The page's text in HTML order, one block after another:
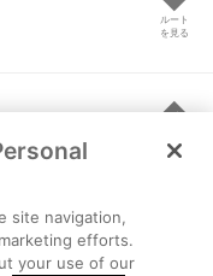
ルート
を見る
ルート
を見る
site navigation,
efforts.
your use of our